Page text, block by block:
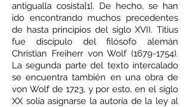
antigualla cosista[1]. De hecho, se han
ido encontrando muchos precedentes
de hasta principios del siglo XVII. Titius
fue discípulo del filósofo alemán
Christian Freiherr von Wolf (1679-1754).
La segunda parte del texto intercalado
se encuentra también en una obra de
von Wolf de 1723, y por esto, en el siglo
XX solía asignarse la autoría de la ley al